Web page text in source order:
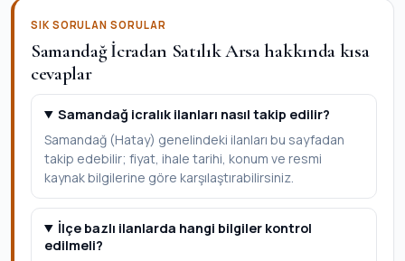
SIK SORULAN SORULAR
Samandağ İcradan Satılık Arsa hakkında kısa
cevaplar
Samandağ icralık ilanları nasıl takip edilir?
Samandağ (Hatay) genelindeki ilanları bu sayfadan
takip edebilir; fiyat, ihale tarihi, konum ve resmi
kaynak bilgilerine göre karşılaştırabilirsiniz.
İlçe bazlı ilanlarda hangi bilgiler kontrol
edilmeli?